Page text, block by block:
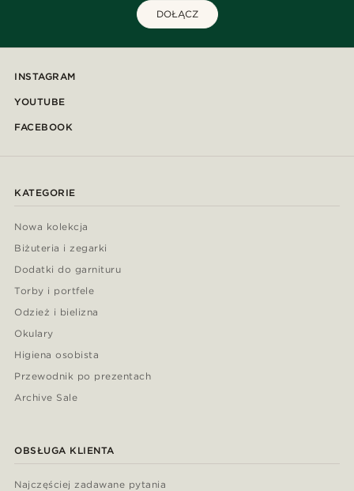
DOŁĄCZ
INSTAGRAM
YOUTUBE
FACEBOOK
KATEGORIE
Nowa kolekcja
Biżuteria i zegarki
Dodatki do garnituru
Torby i portfele
Odzież i bielizna
Okulary
Higiena osobista
Przewodnik po prezentach
Archive Sale
OBSŁUGA KLIENTA
Najczęściej zadawane pytania